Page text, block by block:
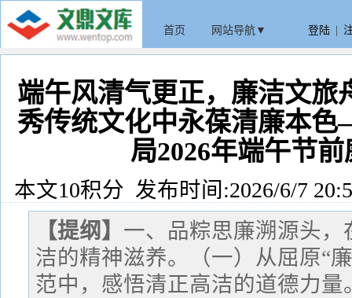
首页 网站导航▼ 登陆
端午风清气更正，廉洁文旅
秀传统文化中永葆清廉本
局2026年端午节
本文10积分 发布时间:2026/6/7
【提纲】 一、品粽思廉溯源头
洁的精神滋养。（一）从屈原“
范中，感悟清正高洁的道德力量